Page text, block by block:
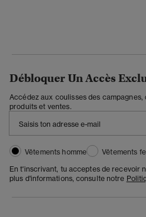
Débloquer Un Accès
Accédez aux coulisses des
produits et ventes.
Vêtements homme
Vêtements
En t'inscrivant, tu acceptes de recevoir
plus d'informations, consulte notre